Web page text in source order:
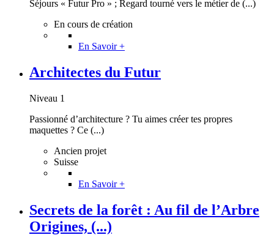
Séjours « Futur Pro » ; Regard tourné vers le métier de (...)
En cours de création
En Savoir +
Architectes du Futur
Niveau 1
Passionné d’architecture ? Tu aimes créer tes propres
maquettes ? Ce (...)
Ancien projet
Suisse
En Savoir +
Secrets de la forêt : Au fil de l’Arbre
Origines, (...)